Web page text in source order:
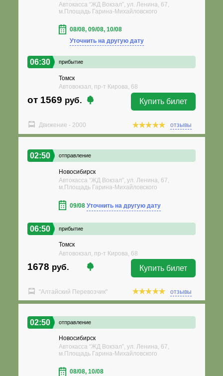
Автокасса “ЖД Вокзал”, ул. Ленина, 67,
м.Площадь Гарина-Михайловского
08/08, 09/08, 10/08
Уточнить на другую дату
06:30 прибытие
Томск
Автовокзал, пр-т Кирова, 68
от 1569 руб. Купить билет
Движение - 2000 отзывы
02:50 отправление
Новосибирск
Автокасса “ЖД Вокзал”, ул. Ленина, 67,
м.Площадь Гарина-Михайловского
09/08 Уточнить на другую дату
06:50 прибытие
Томск
Автовокзал, пр-т Кирова, 68
1678 руб. Купить билет
"Алтайский Перевозчик" отзывы
02:50 отправление
Новосибирск
Автокасса “ЖД Вокзал”, ул. Ленина, 67,
м.Площадь Гарина-Михайловского
08/08, 10/08